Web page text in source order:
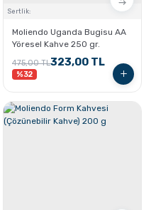
Sertlik:
Moliendo Uganda Bugisu AA
Yöresel Kahve 250 gr.
475,00 TL323,00 TL
%32